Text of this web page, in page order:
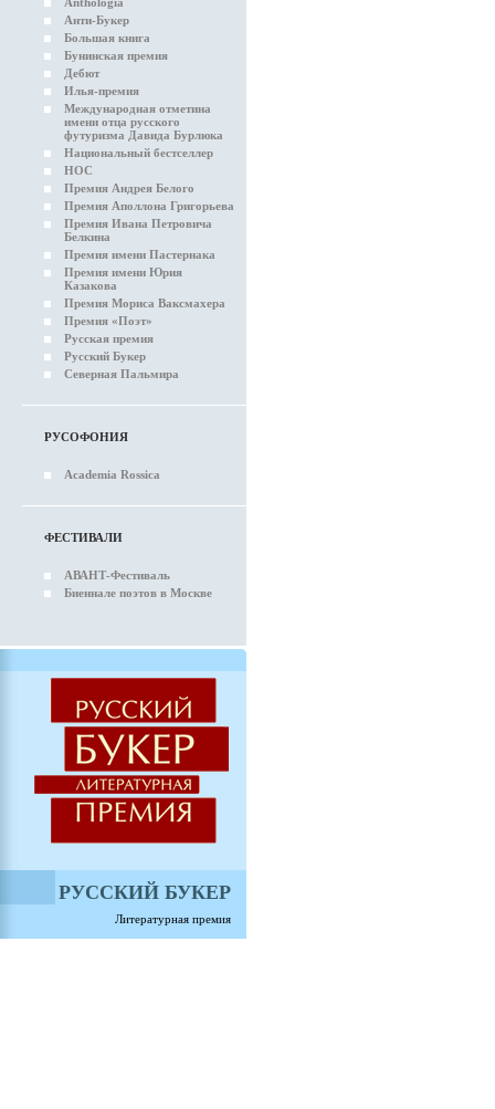
Анти-Букер
Большая книга
Бунинская премия
Дебют
Илья-премия
Международная отметина
имени отца русского
футуризма Давида Бурлюка
Национальный бестселлер
НОС
Премия Андрея Белого
Премия Аполлона Григорьева
Премия Ивана Петровича
Белкина
Премия имени Пастернака
Премия имени Юрия
Казакова
Премия Мориса Ваксмахера
Премия «Поэт»
Русская премия
Русский Букер
Северная Пальмира
РУСОФОНИЯ
Academia Rossica
ФЕСТИВАЛИ
АВАНТ-Фестиваль
Биеннале поэтов в Москве
РУССКИЙ БУКЕР
Литературная премия